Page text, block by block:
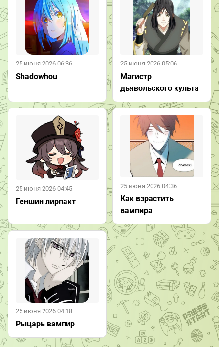
25 июня 2026 06:36
Shadowhou
25 июня 2026 05:06
Магистр
дьявольского культа
25 июня 2026 04:45
Геншин лирпакт
25 июня 2026 04:36
Как взрастить
вампира
25 июня 2026 04:18
Рыцарь вампир